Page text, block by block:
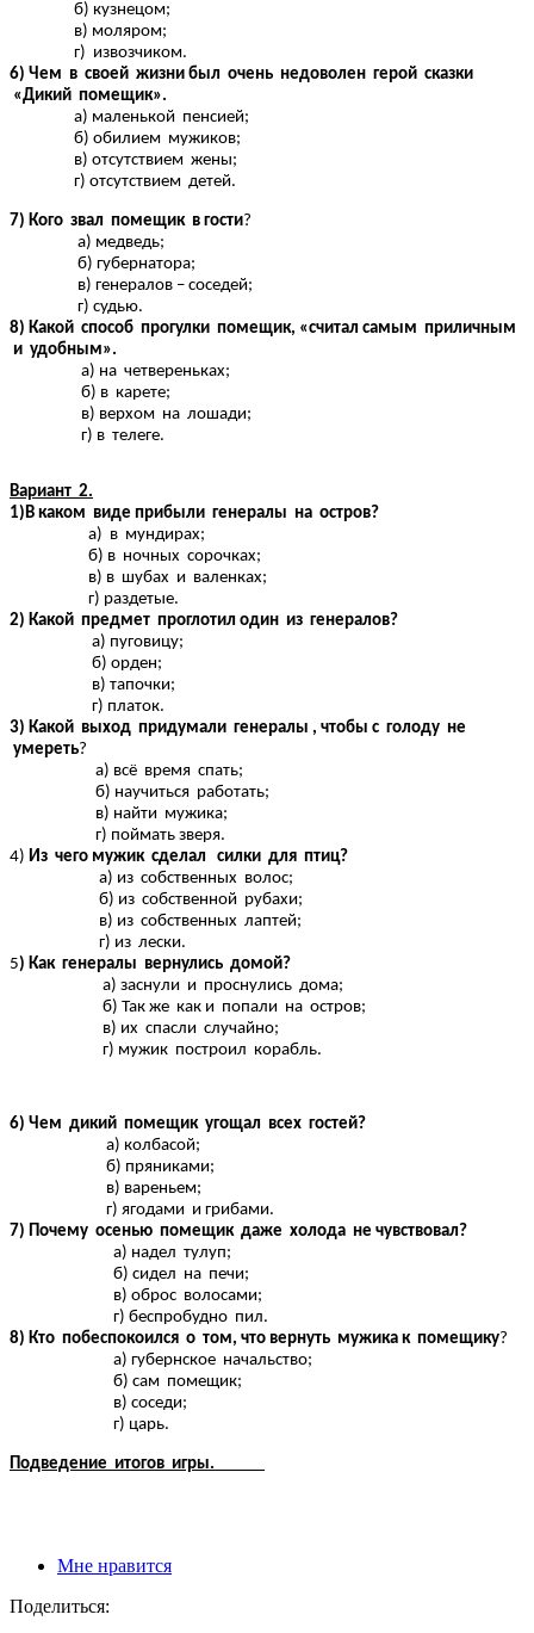
б) кузнецом;
в) моляром;
г) извозчиком.
6) Чем в своей жизни был очень недоволен герой сказки
«Дикий помещик».
а) маленькой пенсией;
б) обилием мужиков;
в) отсутствием жены;
г) отсутствием детей.
7) Кого звал помещик в гости?
а) медведь;
б) губернатора;
в) генералов – соседей;
г) судью.
8) Какой способ прогулки помещик, «считал самым приличным
и удобным».
а) на четвереньках;
б) в карете;
в) верхом на лошади;
г) в телеге.
Вариант 2.
1)В каком виде прибыли генералы на остров?
а) в мундирах;
б) в ночных сорочках;
в) в шубах и валенках;
г) раздетые.
2) Какой предмет проглотил один из генералов?
а) пуговицу;
б) орден;
в) тапочки;
г) платок.
3) Какой выход придумали генералы , чтобы с голоду не
умереть?
а) всё время спать;
б) научиться работать;
в) найти мужика;
г) поймать зверя.
4) Из чего мужик сделал силки для птиц?
а) из собственных волос;
б) из собственной рубахи;
в) из собственных лаптей;
г) из лески.
5) Как генералы вернулись домой?
а) заснули и проснулись дома;
б) Так же как и попали на остров;
в) их спасли случайно;
г) мужик построил корабль.
6) Чем дикий помещик угощал всех гостей?
а) колбасой;
б) пряниками;
в) вареньем;
г) ягодами и грибами.
7) Почему осенью помещик даже холода не чувствовал?
а) надел тулуп;
б) сидел на печи;
в) оброс волосами;
г) беспробудно пил.
8) Кто побеспокоился о том, что вернуть мужика к помещику?
а) губернское начальство;
б) сам помещик;
в) соседи;
г) царь.
Подведение итогов игры.
Мне нравится
Поделиться: